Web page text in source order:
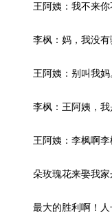
王阿姨：我不来
李枫：妈，我没有
王阿姨：别叫我妈
李枫：王阿姨，我
王阿姨：李枫啊
朵玫瑰花来娶我
最大的胜利啊！人